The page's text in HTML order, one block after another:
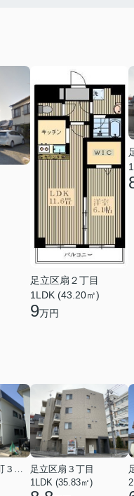
足立区扇２丁目
1LDK (43.20㎡)
9万円
足立区西新井本町３丁目
足立区扇３丁目
1LDK (35.83㎡)